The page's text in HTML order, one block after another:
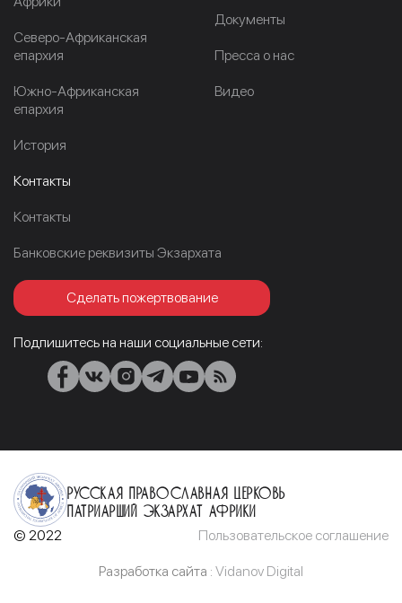
Северо-Африканская
епархия
Южно-Африканская
епархия
История
Документы
Пресса о нас
Видео
Контакты
Контакты
Банковские реквизиты Экзархата
Сделать пожертвование
Подпишитесь на наши социальные сети:
Русская Православная Церковь
Патриарший Экзархат Африки
© 2022 Пользовательское соглашение
Разработка сайта : Vidanov Digital